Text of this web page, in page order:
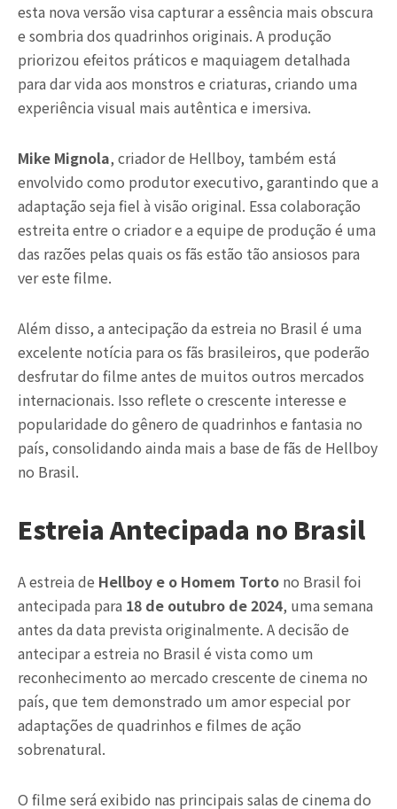
esta nova versão visa capturar a essência mais obscura
e sombria dos quadrinhos originais. A produção
priorizou efeitos práticos e maquiagem detalhada
para dar vida aos monstros e criaturas, criando uma
experiência visual mais autêntica e imersiva.
Mike Mignola, criador de Hellboy, também está
envolvido como produtor executivo, garantindo que a
adaptação seja fiel à visão original. Essa colaboração
estreita entre o criador e a equipe de produção é uma
das razões pelas quais os fãs estão tão ansiosos para
ver este filme.
Além disso, a antecipação da estreia no Brasil é uma
excelente notícia para os fãs brasileiros, que poderão
desfrutar do filme antes de muitos outros mercados
internacionais. Isso reflete o crescente interesse e
popularidade do gênero de quadrinhos e fantasia no
país, consolidando ainda mais a base de fãs de Hellboy
no Brasil.
Estreia Antecipada no Brasil
A estreia de Hellboy e o Homem Torto no Brasil foi
antecipada para 18 de outubro de 2024, uma semana
antes da data prevista originalmente. A decisão de
antecipar a estreia no Brasil é vista como um
reconhecimento ao mercado crescente de cinema no
país, que tem demonstrado um amor especial por
adaptações de quadrinhos e filmes de ação
sobrenatural.
O filme será exibido nas principais salas de cinema do